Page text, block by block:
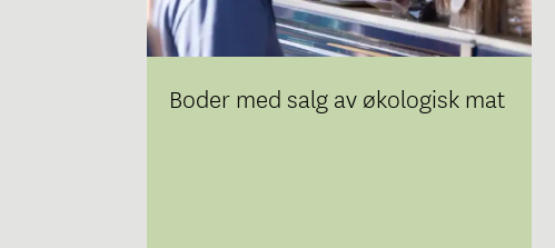
Boder med salg av økologisk mat